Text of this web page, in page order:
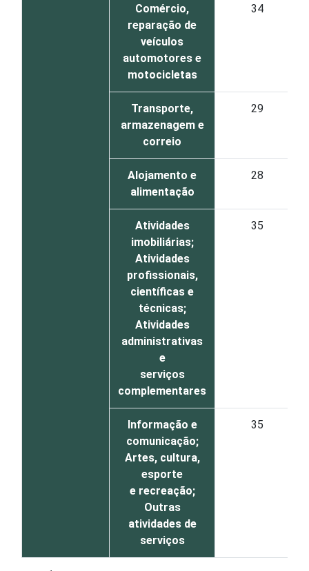
Comércio,
reparação de
veículos
automotores e
motocicletas
34
Transporte,
armazenagem e
correio
29
Alojamento e
alimentação
28
Atividades
imobiliárias;
Atividades
profissionais,
científicas e
técnicas;
Atividades
administrativas
e
serviços
complementares
35
Informação e
comunicação;
Artes, cultura,
esporte
e recreação;
Outras
atividades de
serviços
35